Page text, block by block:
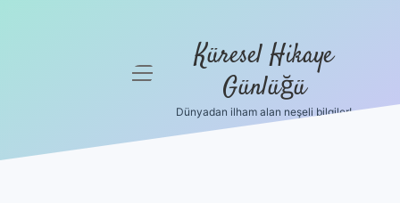
menüyü
Küresel Hikaye
Günlüğü
Dünyadan ilham alan neşeli bilgiler!